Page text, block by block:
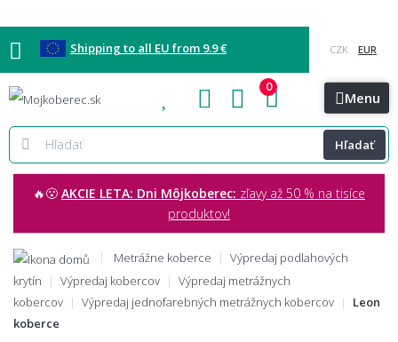
Shipping to all EU from 9.9 €
Blog Kontakt Menu
Hľadať
0
🔥😮 AKCIE LETA: Dni Môjkoberec: zľavy až 50 % na tisíce
produktov!
Metrážne koberce
Výpredaj podlahových
krytín
Výpredaj kobercov
Výpredaj metrážnych
kobercov
Výpredaj jednofarebných metrážnych kobercov
Leon
koberce